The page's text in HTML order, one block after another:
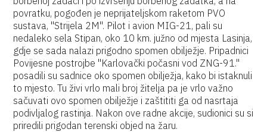
povratku, pogođen je neprijateljskom raketom PVO
sustava, "Strijela 2M". Pilot i avion MIG-21, pali su
nedaleko sela Stipan, oko 10 km. južno od mjesta Lasinja,
gdje se sada nalazi prigodno spomen obilježje. Pripadnici
Povijesne postrojbe "Karlovački počasni vod ZNG-91."
posadili su sadnice oko spomen obilježja, kako bi istaknuli
to mjesto. Tu živi vrlo mali broj žitelja pa je vrlo važno
sačuvati ovo spomen obilježje i zaštititi ga od nasrtaja
podivljalog rastinja. Nakon ove radne akcije, sudionici su si
priredili prigodan terenski objed na žaru.